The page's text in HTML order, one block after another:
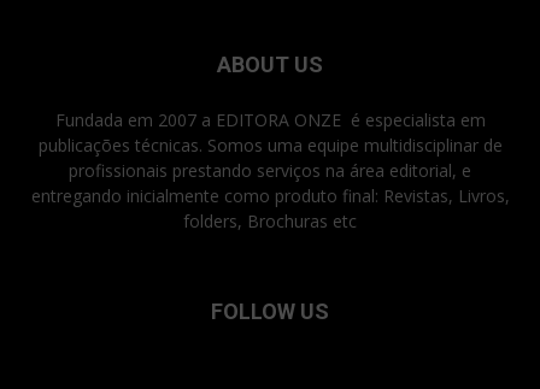
ABOUT US
Fundada em 2007 a EDITORA ONZE é especialista em
publicações técnicas. Somos uma equipe multidisciplinar de
profissionais prestando serviços na área editorial, e
entregando inicialmente como produto final: Revistas, Livros,
folders, Brochuras etc
FOLLOW US